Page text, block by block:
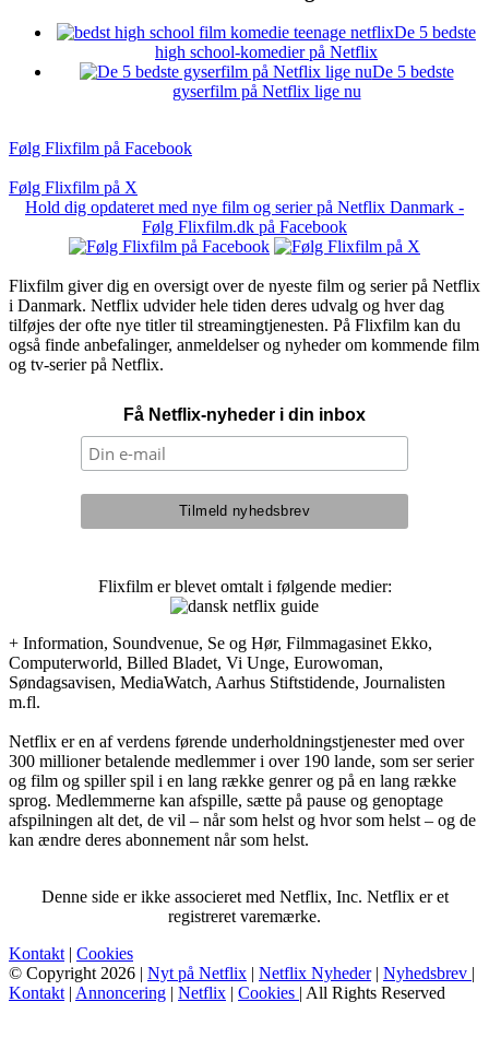
De 5 bedste
high school-komedier på Netflix
De 5 bedste
gyserfilm på Netflix lige nu
Følg Flixfilm på Facebook
Følg Flixfilm på X
Hold dig opdateret med nye film og serier på Netflix Danmark -
Følg Flixfilm.dk på Facebook
Flixfilm giver dig en oversigt over de nyeste film og serier på Netflix
i Danmark. Netflix udvider hele tiden deres udvalg og hver dag
tilføjes der ofte nye titler til streamingtjenesten. På Flixfilm kan du
også finde anbefalinger, anmeldelser og nyheder om kommende film
og tv-serier på Netflix.
Få Netflix-nyheder i din inbox
Flixfilm er blevet omtalt i følgende medier:
+ Information, Soundvenue, Se og Hør, Filmmagasinet Ekko,
Computerworld, Billed Bladet, Vi Unge, Eurowoman,
Søndagsavisen, MediaWatch, Aarhus Stiftstidende, Journalisten
m.fl.
Netflix er en af verdens førende underholdningstjenester med over
300 millioner betalende medlemmer i over 190 lande, som ser serier
og film og spiller spil i en lang række genrer og på en lang række
sprog. Medlemmerne kan afspille, sætte på pause og genoptage
afspilningen alt det, de vil – når som helst og hvor som helst – og de
kan ændre deres abonnement når som helst.
Denne side er ikke associeret med Netflix, Inc. Netflix er et
registreret varemærke.
Kontakt | Cookies
© Copyright 2026 | Nyt på Netflix | Netflix Nyheder| Nyhedsbrev |
Kontakt | Annoncering | Netflix | Cookies | All Rights Reserved